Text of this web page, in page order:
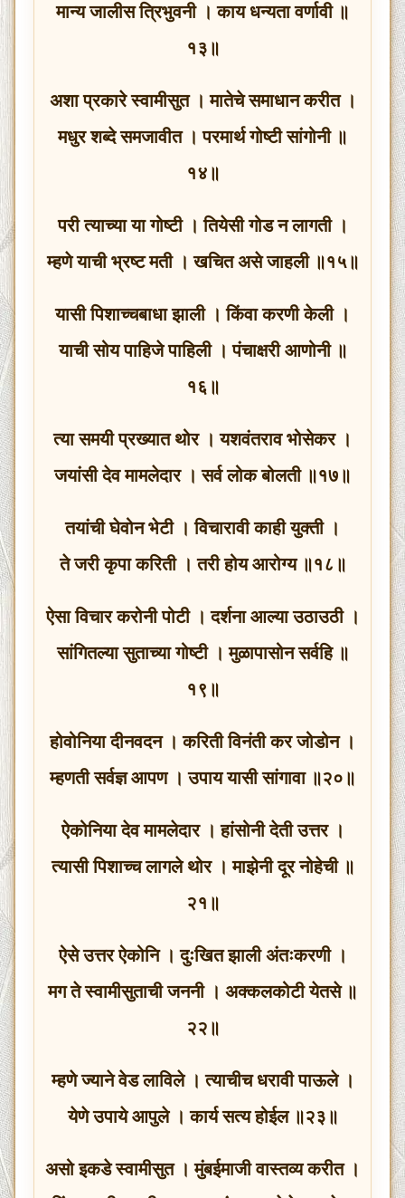
मान्य जालीस त्रिभुवनी । काय धन्यता वर्णावी ॥
१३॥
अशा प्रकारे स्वामीसुत । मातेचे समाधान करीत ।
मधुर शब्दे समजावीत । परमार्थ गोष्टी सांगोनी ॥
१४॥
परी त्याच्या या गोष्टी । तियेसी गोड न लागती ।
म्हणे याची भ्रष्ट मती । खचित असे जाहली ॥१५॥
यासी पिशाच्चबाधा झाली । किंवा करणी केली ।
याची सोय पाहिजे पाहिली । पंचाक्षरी आणोनी ॥
१६॥
त्या समयी प्रख्यात थोर । यशवंतराव भोसेकर ।
जयांसी देव मामलेदार । सर्व लोक बोलती ॥१७॥
तयांची घेवोन भेटी । विचारावी काही युक्ती ।
ते जरी कृपा करिती । तरी होय आरोग्य ॥१८॥
ऐसा विचार करोनी पोटी । दर्शना आल्या उठाउठी ।
सांगितल्या सुताच्या गोष्टी । मुळापासोन सर्वहि ॥
१९॥
होवोनिया दीनवदन । करिती विनंती कर जोडोन ।
म्हणती सर्वज्ञ आपण । उपाय यासी सांगावा ॥२०॥
ऐकोनिया देव मामलेदार । हांसोनी देती उत्तर ।
त्यासी पिशाच्च लागले थोर । माझेनी दूर नोहेची ॥
२१॥
ऐसे उत्तर ऐकोनि । दुःखित झाली अंतःकरणी ।
मग ते स्वामीसुताची जननी । अक्कलकोटी येतसे ॥
२२॥
म्हणे ज्याने वेड लाविले । त्याचीच धरावी पाऊले ।
येणे उपाये आपुले । कार्य सत्य होईल ॥२३॥
असो इकडे स्वामीसुत । मुंबईमाजी वास्तव्य करीत ।